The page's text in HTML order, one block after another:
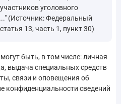
уголовного
(Источник: Федеральный
13, часть 1, пункт 30)
быть, в том числе: личная
выдача специальных средств
связи и оповещения об
конфиденциальности сведений